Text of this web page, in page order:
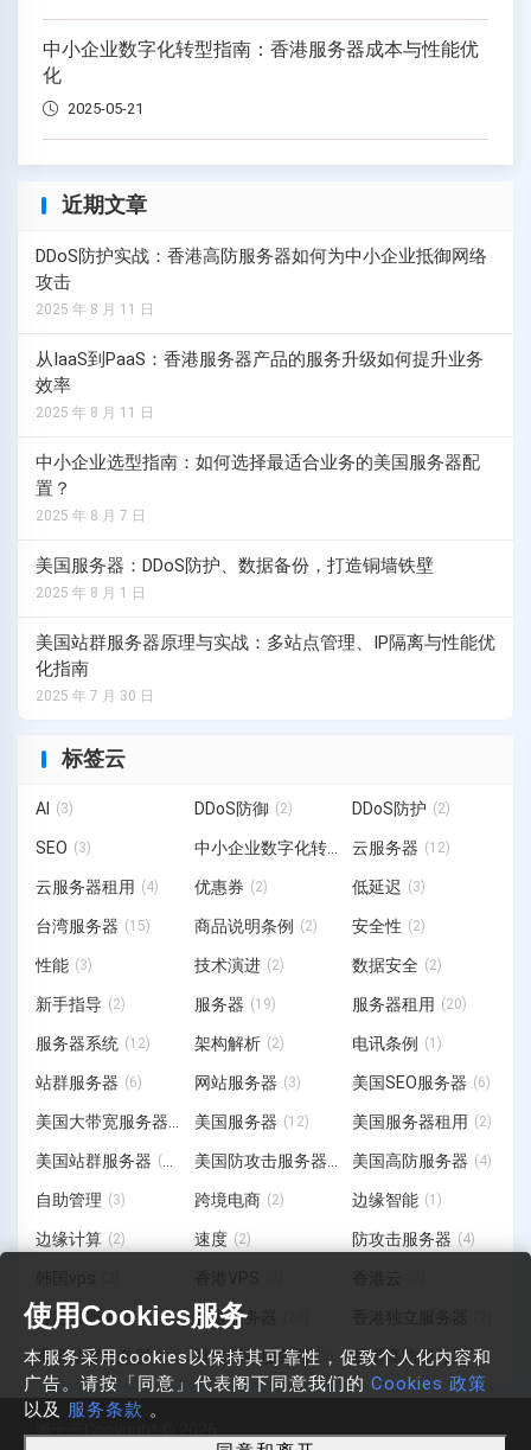
中小企业数字化转型指南：香港服务器成本与性能优
化
2025-05-21
近期文章
DDoS防护实战：香港高防服务器如何为中小企业抵御网络
攻击
2025 年 8 月 11 日
从IaaS到PaaS：香港服务器产品的服务升级如何提升业务
效率
2025 年 8 月 11 日
中小企业选型指南：如何选择最适合业务的美国服务器配
置？
2025 年 8 月 7 日
美国服务器：DDoS防护、数据备份，打造铜墙铁壁
2025 年 8 月 1 日
美国站群服务器原理与实战：多站点管理、IP隔离与性能优
化指南
2025 年 7 月 30 日
标签云
AI (3) DDoS防御 (2) DDoS防护 (2)
SEO (3) 中小企业数字化转型 (3)
云服务器 (12)
云服务器租用 (4) 优惠券 (2) 低延迟 (3)
台湾服务器 (15) 商品说明条例 (2) 安全性 (2)
性能 (3) 技术演进 (2) 数据安全 (2)
新手指导 (2) 服务器 (19) 服务器租用 (20)
服务器系统 (12) 架构解析 (2) 电讯条例 (1)
站群服务器 (6) 网站服务器 (3) 美国SEO服务器 (6)
美国大带宽服务器 美国服务器 (12) 美国服务器租用 (2)
美国站群服务器 (19) 美国防攻击服务器 美国高防服务器 (4)
自助管理 (3) 跨境电商 (2) 边缘智能 (1)
边缘计算 (2) 速度 (2) 防攻击服务器 (4)
香港云服务器 (6) 香港服务器
香港站群服务器 (11) 香港网站服务器(3) 香港高防服务器 (7)
使用Cookies服务
本服务采用cookies以保持其可靠性，促致个人化内容和
广告。请按「同意」代表阁下同意我们的 Cookies 政策
以及 服务条款 。